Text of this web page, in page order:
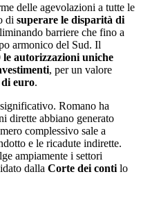
delle agevolazioni a tutte le
di superare le disparità di
barriere che fino a
armonico del Sud. Il
le autorizzazioni uniche
, per un valore
euro.
Romano ha
dirette abbiano generato
complessivo sale a
e le ricadute indirette.
ampiamente i settori
dalla Corte dei conti lo